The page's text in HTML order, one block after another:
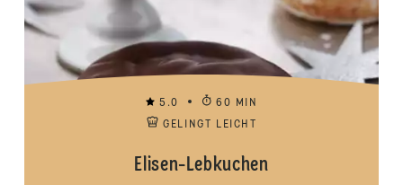
5.0
60 MIN
GELINGT LEICHT
Elisen-Lebkuchen